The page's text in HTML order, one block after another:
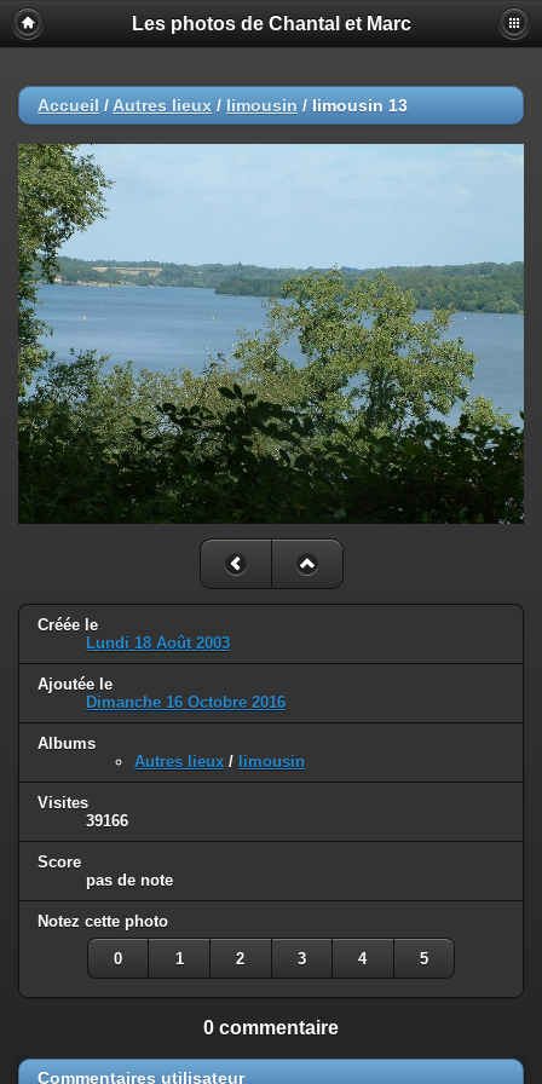
Les photos de Chantal et Marc
Accueil / Autres lieux / limousin / limousin 13
Créée le
Lundi 18 Août 2003
Ajoutée le
Dimanche 16 Octobre 2016
Albums
Autres lieux / limousin
Visites
39166
Score
pas de note
Notez cette photo
0 1 2 3 4 5
0 commentaire
Commentaires utilisateur